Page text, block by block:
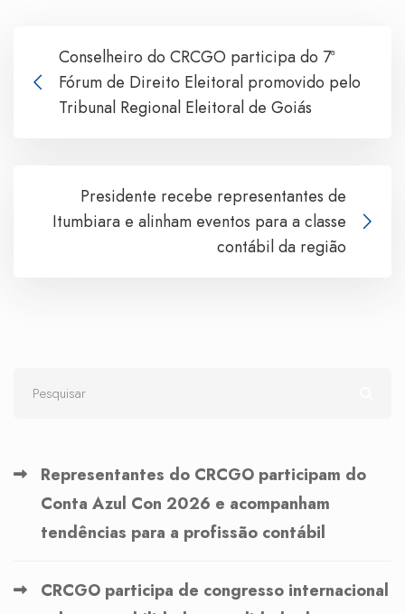
Conselheiro do CRCGO participa do 7ª
Fórum de Direito Eleitoral promovido pelo
Tribunal Regional Eleitoral de Goiás
Presidente recebe representantes de
Itumbiara e alinham eventos para a classe
contábil da região
Representantes do CRCGO participam do
Conta Azul Con 2026 e acompanham
tendências para a profissão contábil
CRCGO participa de congresso internacional